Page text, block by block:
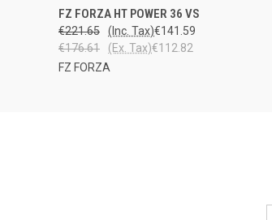
QUICK VIEW
FZ FORZA HT POWER 36 VS
€221.65 €141.59
(Inc. Tax)
€176.61
€112.82
(Ex. Tax)
FZ FORZA